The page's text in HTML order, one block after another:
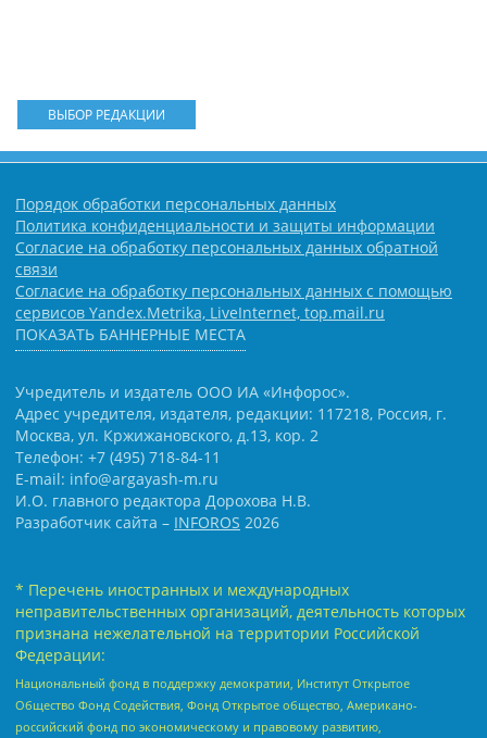
ВЫБОР РЕДАКЦИИ
Порядок обработки персональных данных
Политика конфиденциальности и защиты информации
Согласие на обработку персональных данных обратной
связи
Согласие на обработку персональных данных с помощью
сервисов Yandex.Metrika, LiveInternet, top.mail.ru
ПОКАЗАТЬ БАННЕРНЫЕ МЕСТА
Учредитель и издатель ООО ИА «Инфорос».
Адрес учредителя, издателя, редакции: 117218, Россия, г.
Москва, ул. Кржижановского, д.13, кор. 2
Телефон: +7 (495) 718-84-11
E-mail: info@argayash-m.ru
И.О. главного редактора Дорохова Н.В.
Разработчик сайта – INFOROS 2026
* Перечень иностранных и международных
неправительственных организаций, деятельность которых
признана нежелательной на территории Российской
Федерации:
Национальный фонд в поддержку демократии, Институт Открытое
Общество Фонд Содействия, Фонд Открытое общество, Американо-
российский фонд по экономическому и правовому развитию,